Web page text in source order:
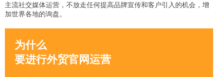
主流社交媒体运营，不放走任何提高品牌宣传和客户引入的机会，增
加世界各地的询盘。
为什么
要进行外贸官网运营